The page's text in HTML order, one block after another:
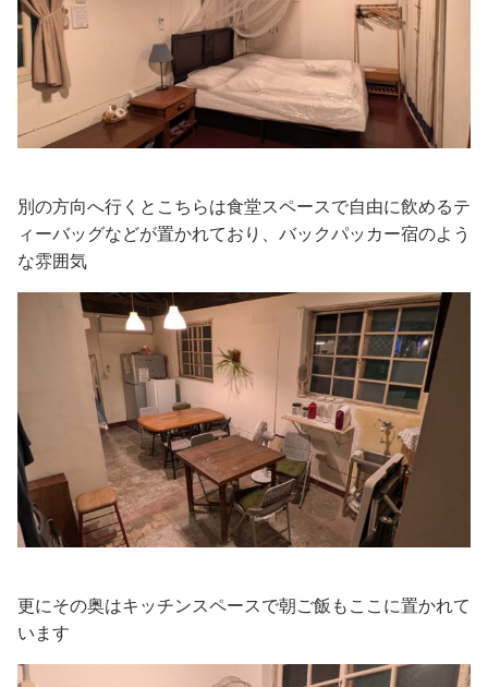
別の方向へ行くとこちらは食堂スペースで自由に飲めるテ
ィーバッグなどが置かれており、バックパッカー宿のよう
な雰囲気
更にその奥はキッチンスペースで朝ご飯もここに置かれて
います